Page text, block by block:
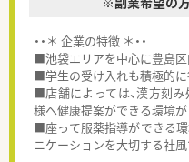
・・＊ 企業の特徴 ＊・・
■池袋エリアを中心に豊島区
■学生の受け入れも積極的に
■店舗によっては、漢方刻
様へ健康提案ができる環境が
■座って服薬指導ができる環
ニケーションを大切する社風